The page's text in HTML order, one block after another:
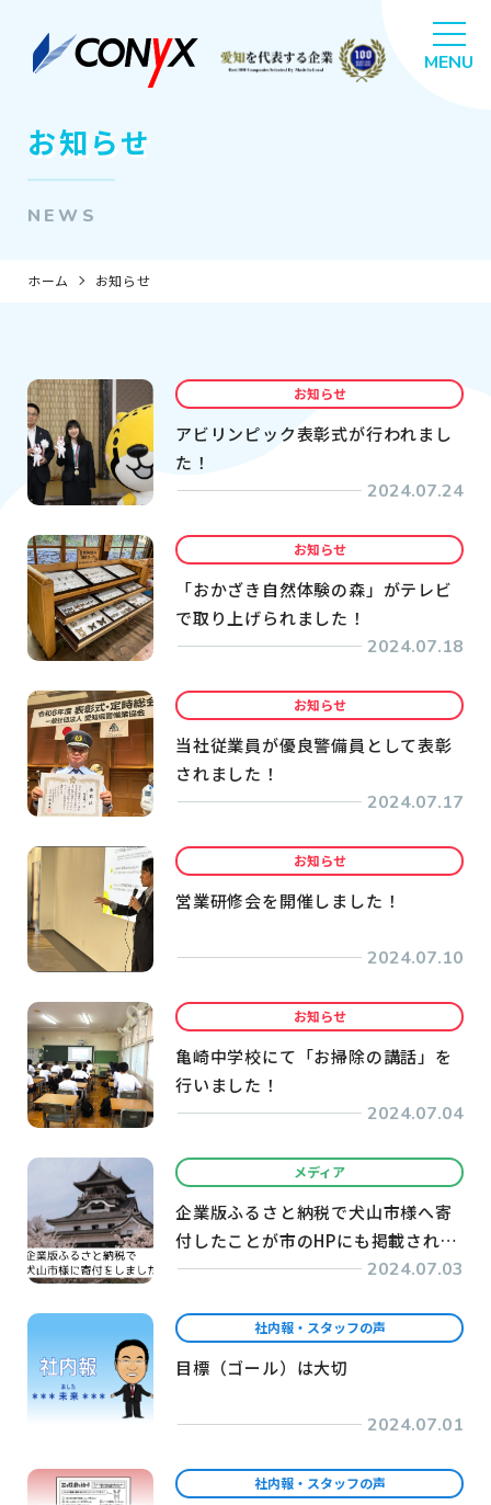
お知らせ
NEWS
ホーム お知らせ
お知らせ
アビリンピック表彰式が行われまし
た！
2024.07.24
お知らせ
「おかざき自然体験の森」がテレビ
で取り上げられました！
2024.07.18
お知らせ
当社従業員が優良警備員として表彰
されました！
2024.07.17
お知らせ
営業研修会を開催しました！
2024.07.10
お知らせ
亀崎中学校にて「お掃除の講話」を
行いました！
2024.07.04
メディア
企業版ふるさと納税で犬山市様へ寄
付したことが市のHPにも掲載されま
した
2024.07.03
社内報・スタッフの声
目標（ゴール）は大切
2024.07.01
社内報・スタッフの声